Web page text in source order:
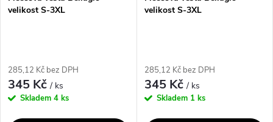
velikost S-3XL
285,12 Kč bez DPH
345 Kč/ ks
Skladem 4 ks
velikost S-3XL
285,12 Kč bez DPH
345 Kč/ ks
Skladem 1 ks